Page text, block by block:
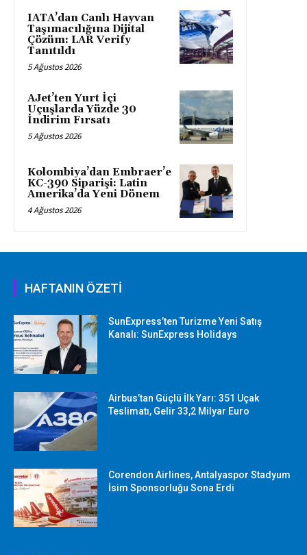
IATA’dan Canlı Hayvan
Taşımacılığına Dijital
Çözüm: LAR Verify
Tanıtıldı
5 Ağustos 2026
AJet’ten Yurt İçi
Uçuşlarda Yüzde 30
İndirim Fırsatı
5 Ağustos 2026
Kolombiya’dan Embraer’e
KC-390 Siparişi: Latin
Amerika’da Yeni Dönem
4 Ağustos 2026
HAFTANIN ÖZETİ
SunExpress’ten Turizme Yeni Satış
Kanalı: SunExpress Holidays
Airbus’tan Güçlü İlk Yarı: 351 Uçak
Teslimatı, Gelir 33,2 Milyar Euro
Corendon Airlines, Antalyaspor Stadyum
İsim Sponsorluğu Sona Erdi